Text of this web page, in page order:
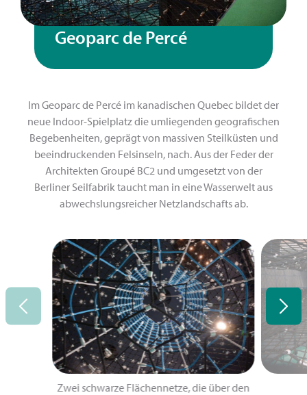
Geoparc de Percé
Im Geoparc de Percé im kanadischen Quebec bildet der
neue Indoor-Spielplatz die umliegenden geografischen
Begebenheiten, geprägt von massiven Steilküsten und
beeindruckenden Felsinseln, nach. Aus der Feder der
Architekten Groupé BC2 und umgesetzt von der
Berliner Seilfabrik taucht man in eine Wasserwelt aus
abwechslungsreicher Netzlandschafts ab.
Zwei schwarze Flächennetze, die über den